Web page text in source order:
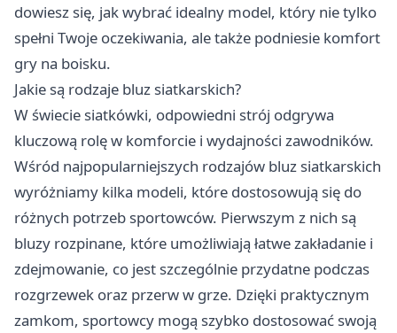
dowiesz się, jak wybrać idealny model, który nie tylko
spełni Twoje oczekiwania, ale także podniesie komfort
gry na boisku.
Jakie są rodzaje bluz siatkarskich?
W świecie siatkówki, odpowiedni strój odgrywa
kluczową rolę w komforcie i wydajności zawodników.
Wśród najpopularniejszych rodzajów bluz siatkarskich
wyróżniamy kilka modeli, które dostosowują się do
różnych potrzeb sportowców. Pierwszym z nich są
bluzy rozpinane, które umożliwiają łatwe zakładanie i
zdejmowanie, co jest szczególnie przydatne podczas
rozgrzewek oraz przerw w grze. Dzięki praktycznym
zamkom, sportowcy mogą szybko dostosować swoją